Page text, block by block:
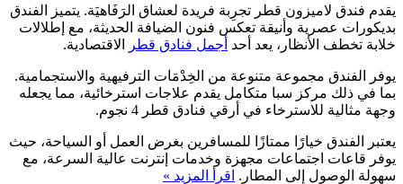
يقدم فندق لاميزون قطر تجرِبة فريدة لعشاق الرَفَاهيَة. يتميز الفندق
بديكورات عصرية وأنيقة تعكس فنون الضيافة الحديثة، مع إطلالات
خلابة تخطف الأنظار، يعد أحد أجمل فنادق قطر الاقتصادية.
يوفر الفندق مجموعة متنوعة من الخِدْمَات الترفيهية والاستجمامية.
بما في ذلك مركز سبا متكامل يقدم علاجات استرخائية، مما يجعله
وجهة مثالية للاسترخاء في أرقي فنادق قطر 4 نجوم.
يعتبر الفندق خيارًا ممتازًا للمسافرين بغرض العمل أو السياحة، حيث
يوفر قاعات اجتماعات مجهزة وخدمات إنترنت عالية السرعة، مع
سهولة الوصول إلى المطار. اقرأ المزيد »